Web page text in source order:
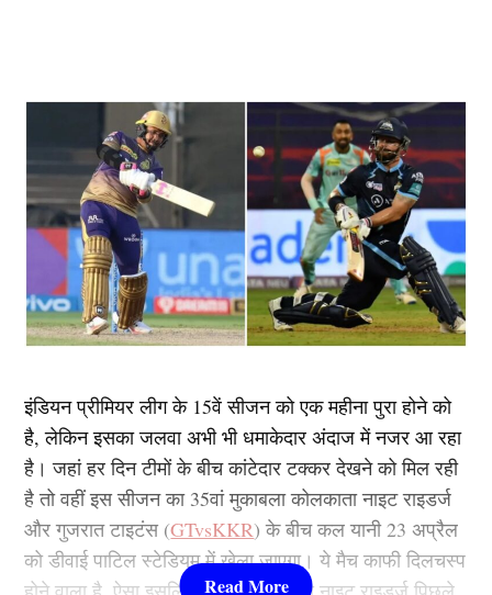
इंडियन प्रीमियर लीग के 15वें सीजन को एक महीना पुरा होने को
है, लेकिन इसका जलवा अभी भी धमाकेदार अंदाज में नजर आ रहा
है। जहां हर दिन टीमों के बीच कांटेदार टक्कर देखने को मिल रही
है तो वहीं इस सीजन का 35वां मुकाबला कोलकाता नाइट राइडर्ज
और गुजरात टाइटंस (GTvsKKR) के बीच कल यानी 23 अप्रैल
को डीवाई पाटिल स्टेडियम में खेला जाएगा। ये मैच काफी दिलचस्प